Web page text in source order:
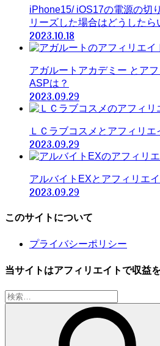
iPhone15/ iOS17の電源の切
リーズした場合はどうしたら
2023.10.18
アガルートアカデミー とア
ASPは？
2023.09.29
ＬＣラブコスメとアフィリ
2023.09.29
アルバイトEXとアフィリエ
2023.09.29
このサイトについて
プライバシーポリシー
当サイトはアフィリエイトで収益
検
索: